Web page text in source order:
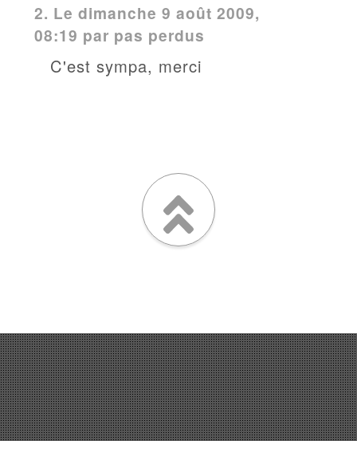
2. Le dimanche 9 août 2009,
08:19 par pas perdus
C'est sympa, merci